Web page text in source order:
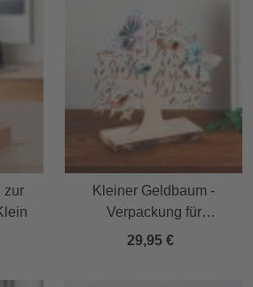
zur
Kleiner Geldbaum -
Verpackung für
Geldgeschenke
29,95 €